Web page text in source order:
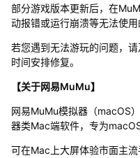
部分游戏版本更新后，在
动报错或运行崩溃等无法使用
若您遇到无法游玩的问题，
时间安排修复。
【关于网易MuMu】
网易MuMu模拟器（macOS
器类Mac端软件，专为
可在Mac上大屏体验市面主